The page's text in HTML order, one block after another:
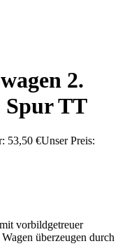
2.
Spur TT
53,50 €Unser Preis:
vorbildgetreuer
überzeugen durch